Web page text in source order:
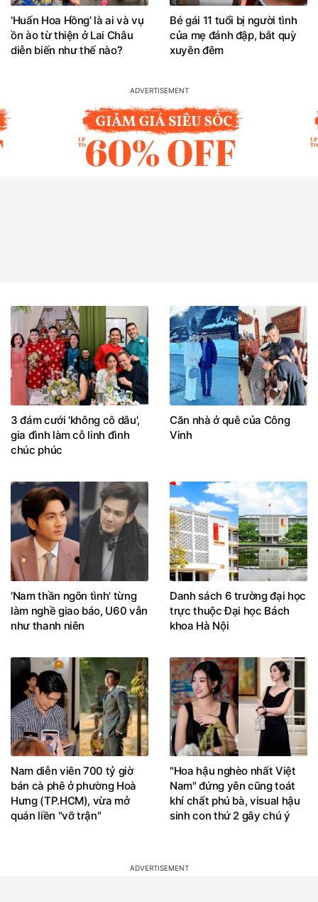
'Huấn Hoa Hồng' là ai và vụ
ồn ào từ thiện ở Lai Châu
diễn biến như thế nào?
Bé gái 11 tuổi bị người tình
của mẹ đánh đập, bắt quỳ
xuyên đêm
3 đám cưới 'không cô dâu',
gia đình làm cỗ linh đình
chúc phúc
Căn nhà ở quê của Công
Vinh
'Nam thần ngôn tình' từng
làm nghề giao báo, U60 vẫn
như thanh niên
Danh sách 6 trường đại học
trực thuộc Đại học Bách
khoa Hà Nội
Nam diễn viên 700 tỷ giờ
bán cà phê ở phường Hoà
Hưng (TP.HCM), vừa mở
quán liền "vỡ trận"
"Hoa hậu nghèo nhất Việt
Nam" đứng yên cũng toát
khí chất phú bà, visual hậu
sinh con thứ 2 gây chú ý